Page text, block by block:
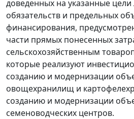
доведенных на указанные
обязательств и предельных
финансирования,
части прямых понесенных
сельскохозяйственным
которые реализуют
созданию и модернизации
овощехранилищ и
созданию и модернизации
семеноводческих центров.